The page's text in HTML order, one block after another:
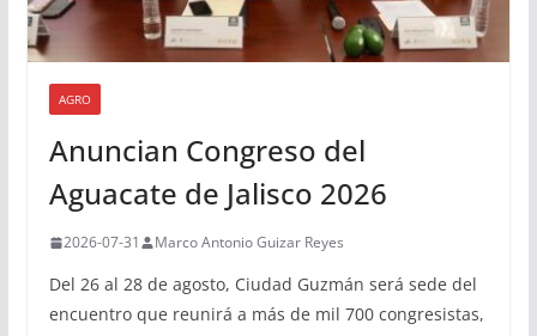
AGRO
Anuncian Congreso del
Aguacate de Jalisco 2026
2026-07-31 Marco Antonio Guizar Reyes
Del 26 al 28 de agosto, Ciudad Guzmán será sede del
encuentro que reunirá a más de mil 700 congresistas,